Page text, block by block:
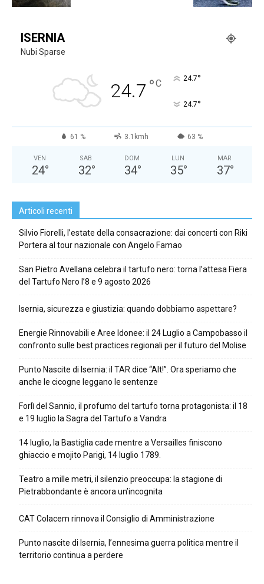
ISERNIA
Nubi Sparse
24.7 °C 24.7°
24.7°
61 % 3.1kmh 63 %
VEN
24°
SAB
32°
DOM
34°
LUN
35°
MAR
37°
Articoli recenti
Silvio Fiorelli, l’estate della consacrazione: dai concerti con Riki
Portera al tour nazionale con Angelo Famao
San Pietro Avellana celebra il tartufo nero: torna l’attesa Fiera
del Tartufo Nero l’8 e 9 agosto 2026
Isernia, sicurezza e giustizia: quando dobbiamo aspettare?
Energie Rinnovabili e Aree Idonee: il 24 Luglio a Campobasso il
confronto sulle best practices regionali per il futuro del Molise
Punto Nascite di Isernia: il TAR dice “Alt!”. Ora speriamo che
anche le cicogne leggano le sentenze
Forlì del Sannio, il profumo del tartufo torna protagonista: il 18
e 19 luglio la Sagra del Tartufo a Vandra
14 luglio, la Bastiglia cade mentre a Versailles finiscono
ghiaccio e mojito Parigi, 14 luglio 1789.
Teatro a mille metri, il silenzio preoccupa: la stagione di
Pietrabbondante è ancora un’incognita
CAT Colacem rinnova il Consiglio di Amministrazione
Punto nascite di Isernia, l’ennesima guerra politica mentre il
territorio continua a perdere